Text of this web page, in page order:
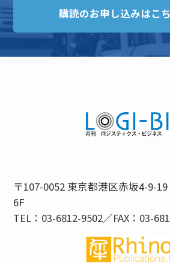
購読のお申し込みはこ
〒107-0052 東京都港区赤坂4-9-
6F
TEL：03-6812-9502／FAX：03-